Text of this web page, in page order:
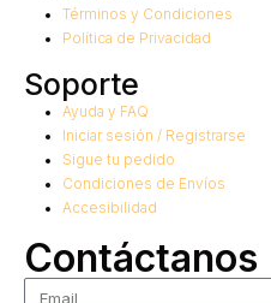
Términos y Condiciones
Política de Privacidad
Soporte
Ayuda y FAQ
Iniciar sesión / Registrarse
Sigue tu pedido
Condiciones de Envíos
Accesibilidad
Contáctanos